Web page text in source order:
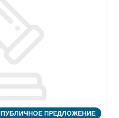
ПУБЛИЧНОЕ ПРЕДЛОЖЕНИЕ